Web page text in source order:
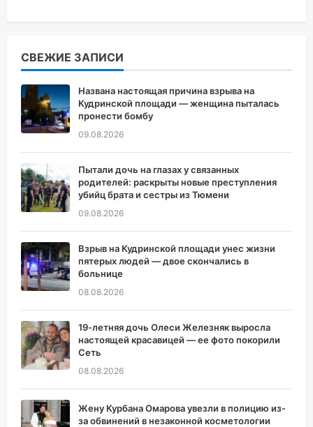
СВЕЖИЕ ЗАПИСИ
Названа настоящая причина взрыва на
Кудринской площади — женщина пыталась
пронести бомбу
09.08.2026
Пытали дочь на глазах у связанных
родителей: раскрыты новые преступления
убийц брата и сестры из Тюмени
09.08.2026
Взрыв на Кудринской площади унес жизни
пятерых людей — двое скончались в
больнице
08.08.2026
19-летняя дочь Олеси Железняк выросла
настоящей красавицей — ее фото покорили
Сеть
08.08.2026
Жену Курбана Омарова увезли в полицию из-
за обвинений в незаконной косметологии